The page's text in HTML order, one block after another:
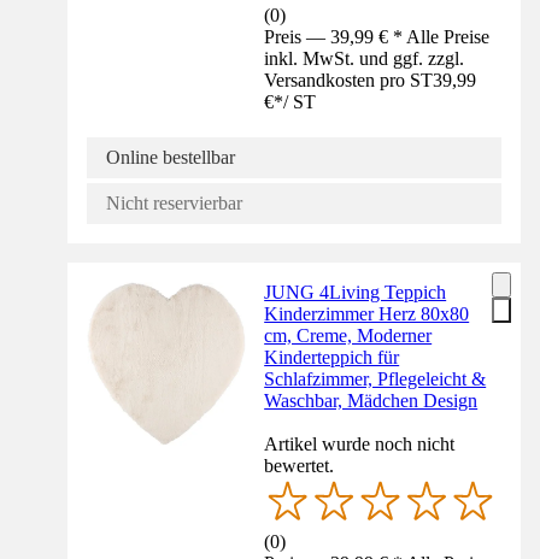
(0)
Preis — 39,99 € * Alle Preise
inkl. MwSt. und ggf. zzgl.
Versandkosten pro ST39,99
€*/ ST
Online bestellbar
Nicht reservierbar
JUNG 4Living Teppich
Kinderzimmer Herz 80x80
cm, Creme, Moderner
Kinderteppich für
Schlafzimmer, Pflegeleicht &
Waschbar, Mädchen Design
Artikel wurde noch nicht
bewertet.
(0)